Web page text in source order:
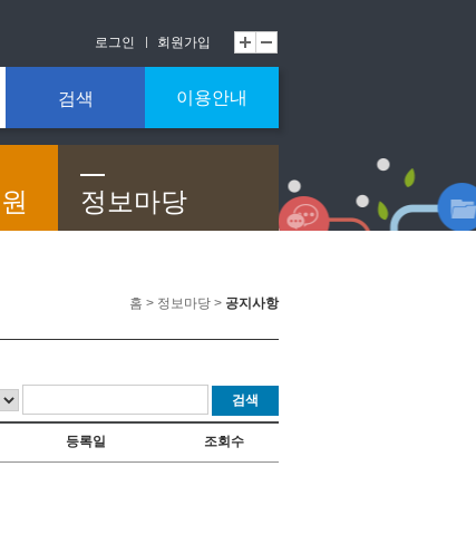
로그인 회원가입
검색 이용안내
정보마당
홈 > 정보마당 > 공지사항
검색
등록일 조회수